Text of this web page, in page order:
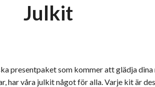
Julkit
presentpaket som kommer att glädja
har våra julkit något för alla. Varje kit är